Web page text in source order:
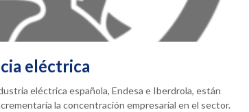
eléctrica
eléctrica española, Endesa e Iberdrola, están
la concentración empresarial en el sector.